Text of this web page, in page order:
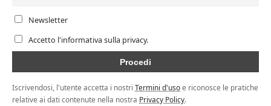
Newsletter
Accetto l'informativa sulla privacy.
Iscrivendosi, l'utente accetta i nostri Termini d'usoe riconosce le pratiche
relative ai dati contenute nella nostra Privacy Policy.